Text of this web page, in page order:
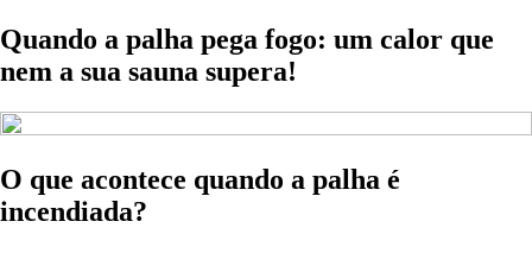
Quando a palha pega fogo: um calor que
nem a sua sauna supera!
O que acontece quando a palha é
incendiada?